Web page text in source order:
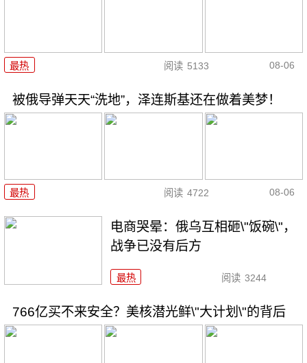
最热 阅读 5133 08-06
被俄导弹天天“洗地”，泽连斯基还在做着美梦！
最热 阅读 4722 08-06
电商哭晕：俄乌互相砸\"饭碗\"，
战争已没有后方
最热 阅读 3244
766亿买不来安全？美核潜光鲜\"大计划\"的背后